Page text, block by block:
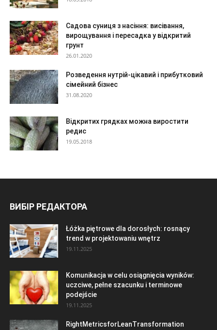
Садова суниця з насіння: висівання,
вирощування і пересадка у відкритий
грунт
26.01.2020
Розведення нутрій-цікавий і прибутковий
сімейний бізнес
31.08.2020
Відкритих грядках можна виростити
редис
19.05.2018
ВИБІР РЕДАКТОРА
Łóżka piętrowe dla dorosłych: rosnący
trend w projektowaniu wnętrz
19.11.2025
Komunikacja w celu osiągnięcia wyników:
uczciwe, pełne szacunku i terminowe
podejście
19.11.2025
RightMetricsforLeanTransformation